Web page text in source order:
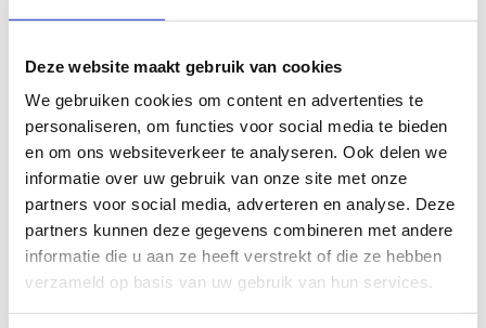
Deze website maakt gebruik van cookies
We gebruiken cookies om content en advertenties te
personaliseren, om functies voor social media te bieden
en om ons websiteverkeer te analyseren. Ook delen we
informatie over uw gebruik van onze site met onze
partners voor social media, adverteren en analyse. Deze
partners kunnen deze gegevens combineren met andere
informatie die u aan ze heeft verstrekt of die ze hebben
verzameld op basis van uw gebruik van hun services.
Helaas moeten we dit event uitstellen.
Snuister zeker in ons ruim opleidings- en
bijscholingsaanbod en misschien mogen we je dan wel
snel op één van onze andere activiteiten verwelkomen.